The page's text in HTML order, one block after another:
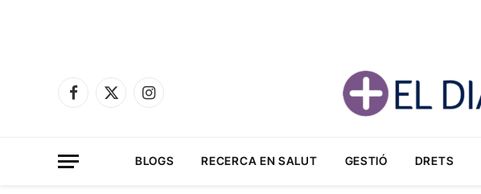
Facebook
X
Instagram
BLOGS RECERCA EN SALUT GESTIÓ DRETS